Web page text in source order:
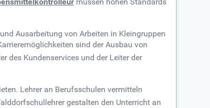
müssen hohen Standards
Ausarbeitung von Arbeiten in Kleingruppen
sind der Ausbau von
des Kundenservices und der Leiter der
Lehrer an Berufsschulen vermitteln
gestalten den Unterricht an